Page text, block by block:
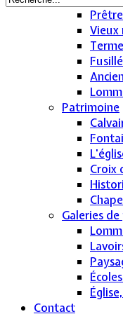
Vieux
Patrimoine
Croix
Galeries
Contact